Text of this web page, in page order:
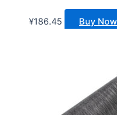
¥186.45 Buy Now